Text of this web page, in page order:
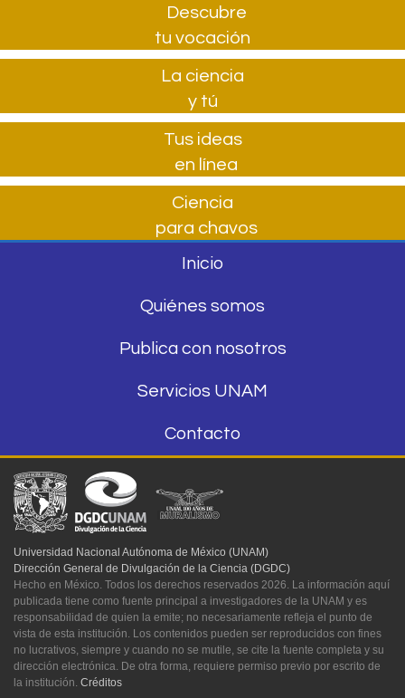
Descubre
tu vocación
La ciencia
y tú
Tus ideas
en línea
Ciencia
para chavos
Inicio
Quiénes somos
Publica con nosotros
Servicios UNAM
Contacto
Universidad Nacional Autónoma de México (UNAM)
Dirección General de Divulgación de la Ciencia (DGDC)
Hecho en México. Todos los derechos reservados 2026. La información aquí
publicada tiene como fuente principal a investigadores de la UNAM y es
responsabilidad de quien la emite; no necesariamente refleja el punto de
vista de esta institución. Los contenidos pueden ser reproducidos con fines
no lucrativos, siempre y cuando no se mutile, se cite la fuente completa y su
dirección electrónica. De otra forma, requiere permiso previo por escrito de
la institución. Créditos